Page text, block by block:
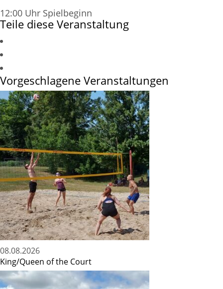
12:00 Uhr Spielbeginn
Teile diese Veranstaltung
Vorgeschlagene Veranstaltungen
08.08.2026
King/Queen of the Court